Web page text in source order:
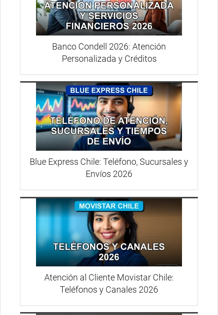
Banco Condell 2026: Atención
Personalizada y Créditos
Blue Express Chile: Teléfono, Sucursales y
Envíos 2026
Atención al Cliente Movistar Chile:
Teléfonos y Canales 2026